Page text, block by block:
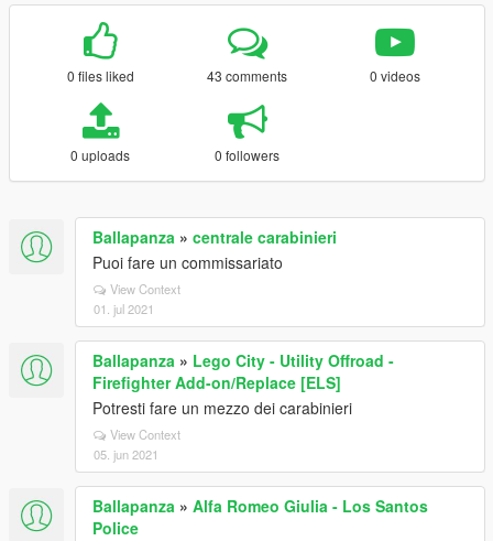
0 files liked 43 comments 0 videos
0 uploads 0 followers
Ballapanza » centrale carabinieri
Puoi fare un commissariato
View Context
01. jul 2021
Ballapanza » Lego City - Utility Offroad -
Firefighter Add-on/Replace [ELS]
Potresti fare un mezzo dei carabinieri
View Context
05. jun 2021
Ballapanza » Alfa Romeo Giulia - Los Santos
Police